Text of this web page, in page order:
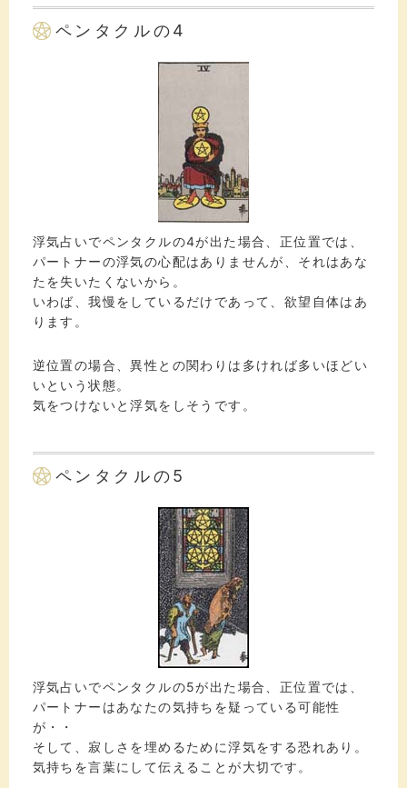
ペンタクルの4
浮気占いでペンタクルの4が出た場合、正位置では、
パートナーの浮気の心配はありませんが、それはあな
たを失いたくないから。
いわば、我慢をしているだけであって、欲望自体はあ
ります。
逆位置の場合、異性との関わりは多ければ多いほどい
いという状態。
気をつけないと浮気をしそうです。
ペンタクルの5
浮気占いでペンタクルの5が出た場合、正位置では、
パートナーはあなたの気持ちを疑っている可能性
が・・
そして、寂しさを埋めるために浮気をする恐れあり。
気持ちを言葉にして伝えることが大切です。